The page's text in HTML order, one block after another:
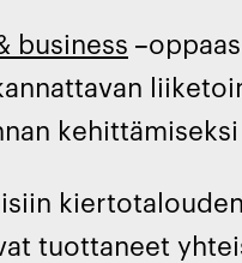
business –
tuottaneet